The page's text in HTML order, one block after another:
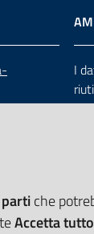
I
che
Accetta tutto